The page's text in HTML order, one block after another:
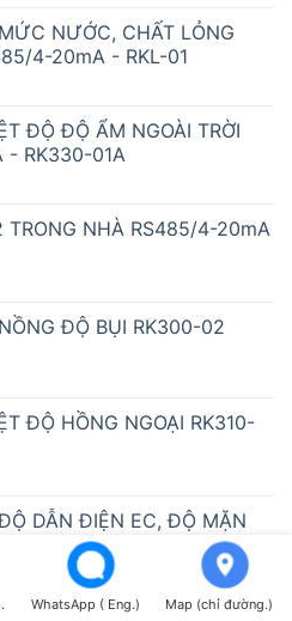
NƯỚC, CHẤT LỎNG
4-20mA - RKL-01
ĐỘ ĐỘ ẨM NGOÀI TRỜI
- RK330-01A
TRONG NHÀ RS485/4-20mA
ĐỘ BỤI RK300-02
ĐỘ HỒNG NGOẠI RK310-
DẪN ĐIỆN EC, ĐỘ MẶN
- RK500-13
WhatsApp ( Eng.) Map (chỉ đường.)